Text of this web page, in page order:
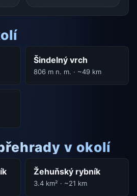
Šindelný vrch
806 m n. m. · ~49 km
v okolí
Žehuňský rybník
3.4 km² · ~21 km